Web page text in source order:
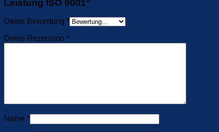
Leistung ISO 9001“
Deine Bewertung *
Deine Rezension *
Name *